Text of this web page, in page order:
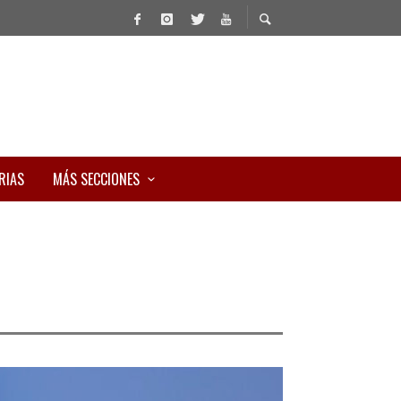
MÁS SECCIONES